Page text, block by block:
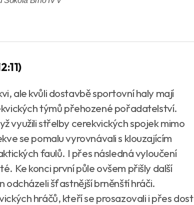
ale kvůli dostavbě sportovní haly mají
týmů přehozené pořadatelství.
využili střelby cerekvických spojek mimo
se pomalu vyrovnávali s klouzajícím
faulů. I přes následná vyloučení
Ke konci první půle ovšem přišly další
odcházeli šťastnější brněnští hráči.
hráčů, kteří se prosazovali i přes dost